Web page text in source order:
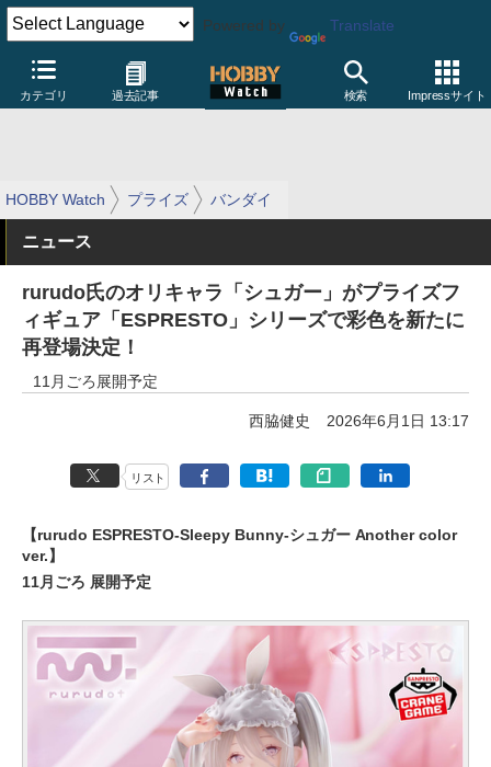
Powered by Translate
カテゴリ 過去記事 検索 Impressサイト
HOBBY Watch プライズ バンダイ
ニュース
rurudo氏のオリキャラ「シュガー」がプライズフ
ィギュア「ESPRESTO」シリーズで彩色を新たに
再登場決定！
11月ごろ展開予定
西脇健史 2026年6月1日 13:17
リスト
【rurudo ESPRESTO-Sleepy Bunny-シュガー Another color
ver.】
11月ごろ 展開予定